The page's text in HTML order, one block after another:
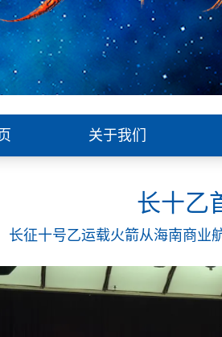
关于我们
长十乙
长征十号乙运载火箭从海南商业